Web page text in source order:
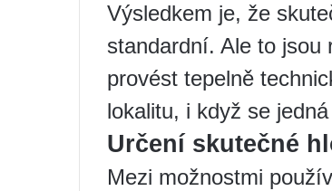
Výsledkem je, že
standardní. Ale to jsou
provést tepelně
lokalitu, i když se
Určení skutečné
Mezi možnostmi